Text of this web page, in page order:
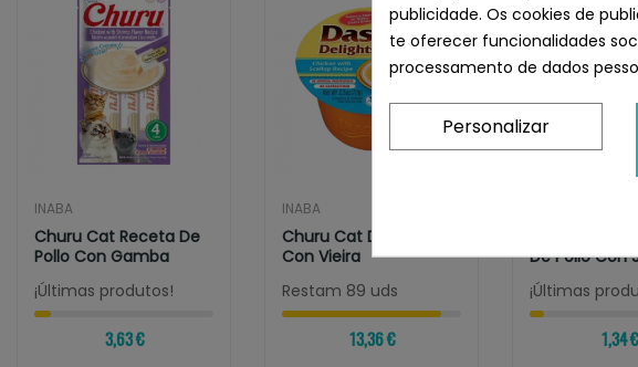
INABA
Churu Cat Receta De
Pollo Con Gamba
¡Últimas produtos!
3,63 €
INABA
Churu Cat Dashi Pollo
Con Vieira
Restam 89 uds
13,36 €
De Pollo Con
¡Últimas
1,34 €
publicidade. Os cookies de
te oferecer funcionalidades
processamento de dados
Personalizar